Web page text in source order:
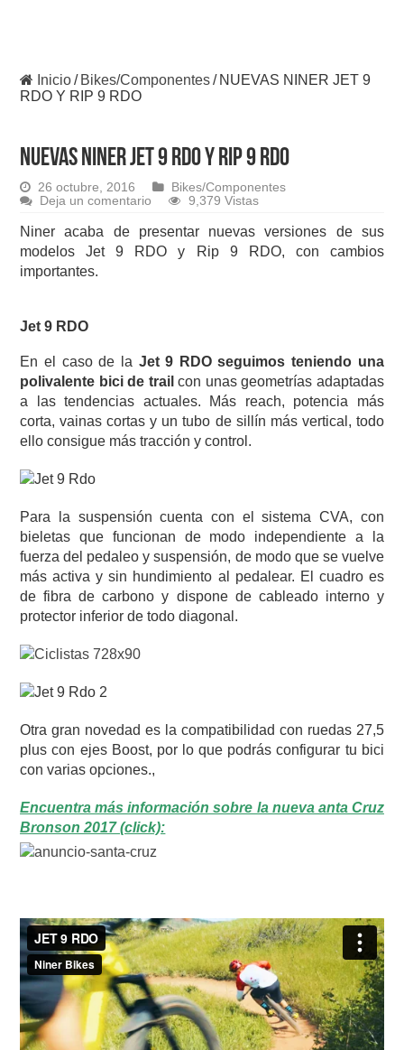
Inicio/ Bikes/Componentes/ NUEVAS NINER JET 9
RDO Y RIP 9 RDO
NUEVAS NINER JET 9 RDO Y RIP 9 RDO
26 octubre, 2016
Bikes/Componentes
Deja un comentario
9,379 Vistas
Niner acaba de presentar nuevas versiones de sus
modelos Jet 9 RDO y Rip 9 RDO, con cambios
importantes.
Jet 9 RDO
En el caso de la Jet 9 RDO seguimos teniendo una
polivalente bici de trail con unas geometrías adaptadas
a las tendencias actuales. Más reach, potencia más
corta, vainas cortas y un tubo de sillín más vertical, todo
ello consigue más tracción y control.
Para la suspensión cuenta con el sistema CVA, con
bieletas que funcionan de modo independiente a la
fuerza del pedaleo y suspensión, de modo que se vuelve
más activa y sin hundimiento al pedalear. El cuadro es
de fibra de carbono y dispone de cableado interno y
protector inferior de todo diagonal.
Otra gran novedad es la compatibilidad con ruedas 27,5
plus con ejes Boost, por lo que podrás configurar tu bici
con varias opciones.,
Encuentra más información sobre la nueva anta Cruz
Bronson 2017 (click):